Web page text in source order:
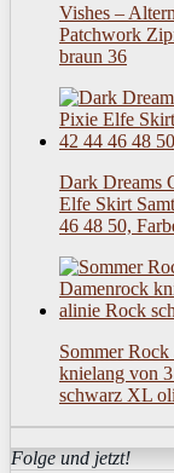
Vishes –
Patchwork
braun 36
Dark Dreams
Elfe Skirt
46 48 50,
Sommer
knielang von
schwarz XL
Folge und jetzt!